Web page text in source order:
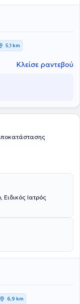
Βριλήσσια και στο
Γ’ Ορθοπαιδική
και την πιστοποίηση
είναι
του
5,1 km
Κλείσε ραντεβού
Ειδικός Ιατρός
6,9 km